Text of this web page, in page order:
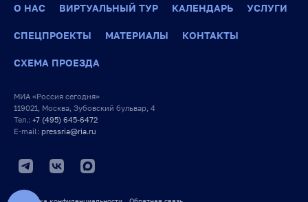
О НАС ВИРТУАЛЬНЫЙ ТУР КАЛЕНДАРЬ УСЛУГИ
СПЕЦПРОЕКТЫ МАТЕРИАЛЫ КОНТАКТЫ
СХЕМА ПРОЕЗДА
МИА «Россия сегодня»
119021, Москва, Зубовский бульвар, 4
Тел.: +7 (495) 645-6472
E-mail: pressria@ria.ru